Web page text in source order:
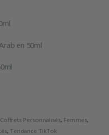
en 50ml
Coffrets Personnalisés, Femmes,
, Tendance TikTok